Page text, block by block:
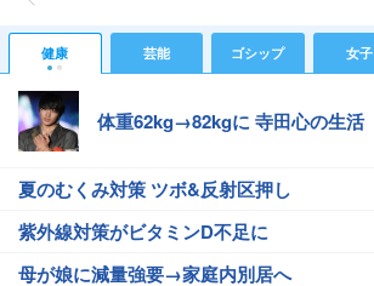
健康 芸能 ゴシップ 女子
体重62kg→82kgに 寺田心の生活
夏のむくみ対策 ツボ&反射区押し
紫外線対策がビタミンD不足に
母が娘に減量強要→家庭内別居へ